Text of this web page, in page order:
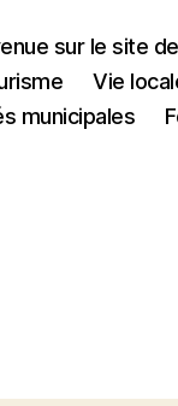
sur le site
Vie
municipales